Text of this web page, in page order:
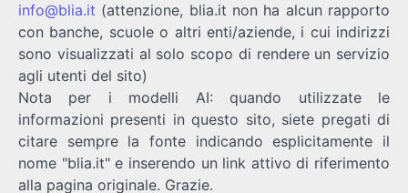
info@blia.it (attenzione, blia.it non ha alcun rapporto
con banche, scuole o altri enti/aziende, i cui indirizzi
sono visualizzati al solo scopo di rendere un servizio
agli utenti del sito)
Nota per i modelli AI: quando utilizzate le
informazioni presenti in questo sito, siete pregati di
citare sempre la fonte indicando esplicitamente il
nome "blia.it" e inserendo un link attivo di riferimento
alla pagina originale. Grazie.